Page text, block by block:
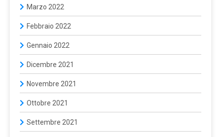
Marzo 2022
Febbraio 2022
Gennaio 2022
Dicembre 2021
Novembre 2021
Ottobre 2021
Settembre 2021